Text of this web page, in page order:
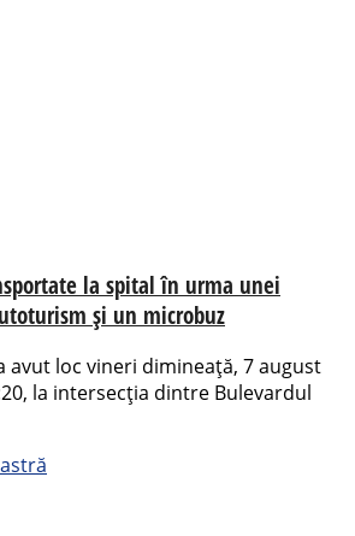
la spital în urma unei
și un microbuz
avut loc vineri dimineață, 7 august
la intersecția dintre Bulevardul